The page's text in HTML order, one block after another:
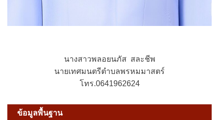
นางสาวพลอยนภัส สละชีพ
นายเทศมนตรีตำบลพรหมมาสตร์
โทร.0641962624
ข้อมูลพื้นฐาน